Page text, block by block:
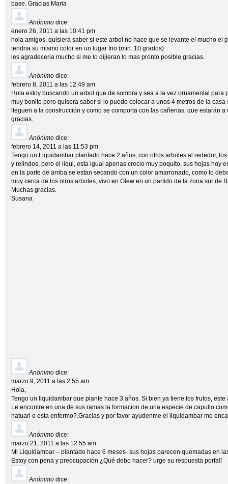
base. Gracias Maria
Anónimo dice:
enero 26, 2011 a las 10:41 pm
hola amigos, quisiera saber si este arbol no hace que se levante el mucho el
tendria su mismo color en un lugar frio (min. 10 grados)
les agradeceria mucho si me lo dijieran lo mas pronto posible gracias.
Anónimo dice:
febrero 8, 2011 a las 12:49 am
Hola estoy buscando un arbol que de sombra y sea a la vez ornamental para
muy bonito pero quisera saber si lo puedo colocar a unos 4 metros de la
lleguen a la construcción y como se comporta con las cañerias, que estarán
gracias.
Anónimo dice:
febrero 14, 2011 a las 11:53 pm
Tengo un Liquidambar plantado hace 2 años, con otros arboles al rededor,
y relindos, pero el liqui, esta igual apenas crecio muy poquito, sus hojas hoy
en la parte de arriba se estan secando con un color amarronado, como lo
muy cerca de los otros arboles, vivo en Glew en un partido de la zona sur de
Muchas gracias.
Susana
Anónimo dice:
marzo 9, 2011 a las 2:55 am
Hola,
Tengo un liquidambar que plante hace 3 años. Si bien ya tiene los frutos,
Le encontre en una de sus ramas la formacion de una especie de capullo
natuarl o esta enfermo?.Gracias y por favor ayudenme el liquidambar me
Anónimo dice:
marzo 21, 2011 a las 12:55 am
Mi Liquidambar – plantado hace 6 meses- sus hojas parecen quemadas en
Estoy con pena y preocupación ¿Qué debo hacer? urge su respuesta porfa!!
Anónimo dice: